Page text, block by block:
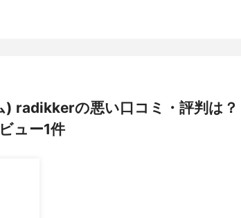
radikkerの悪い口コミ・評判は？
ュー1件